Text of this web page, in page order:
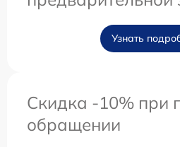
Узнать
Скидка -10% при
обращении